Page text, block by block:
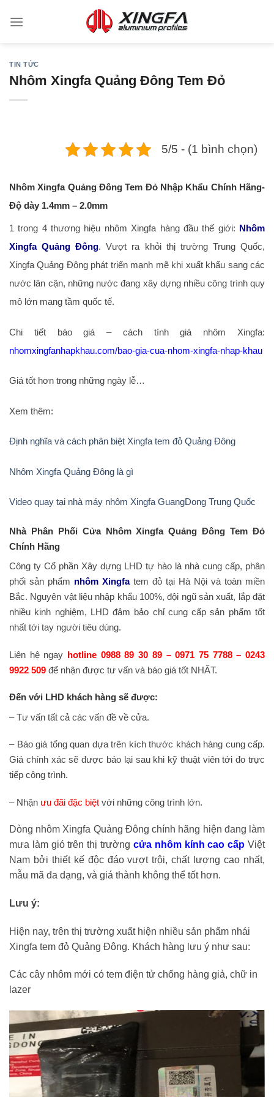
TIN TỨC
Nhôm Xingfa Quảng Đông Tem Đỏ
5/5 - (1 bình chọn)
Nhôm Xingfa Quảng Đông Tem Đỏ Nhập Khẩu Chính Hãng-
Độ dày 1.4mm – 2.0mm
1 trong 4 thương hiệu nhôm Xingfa hàng đầu thế giới: Nhôm
Xingfa Quảng Đông. Vượt ra khỏi thị trường Trung Quốc,
Xingfa Quảng Đông phát triển mạnh mẽ khi xuất khẩu sang các
nước lân cận, những nước đang xây dựng nhiều công trình quy
mô lớn mang tầm quốc tế.
Chi tiết báo giá – cách tính giá nhôm Xingfa:
nhomxingfanhapkhau.com/bao-gia-cua-nhom-xingfa-nhap-khau
Giá tốt hơn trong những ngày lễ…
Xem thêm:
Định nghĩa và cách phân biệt Xingfa tem đỏ Quảng Đông
Nhôm Xingfa Quảng Đông là gì
Video quay tại nhà máy nhôm Xingfa GuangDong Trung Quốc
Nhà Phân Phối Cửa Nhôm Xingfa Quảng Đông Tem Đỏ
Chính Hãng
Công ty Cổ phần Xây dựng LHD tự hào là nhà cung cấp, phân
phối sản phẩm nhôm Xingfatem đỏ tại Hà Nội và toàn miền
Bắc. Nguyên vật liệu nhập khẩu 100%, đội ngũ sản xuất, lắp đặt
nhiều kinh nghiệm, LHD đảm bảo chỉ cung cấp sản phẩm tốt
nhất tới tay người tiêu dùng.
Liên hệ ngay hotline 0988 89 30 89 – 0971 75 7788 – 0243
9922 509 để nhận được tư vấn và báo giá tốt NHẤT.
Đến với LHD khách hàng sẽ được:
– Tư vấn tất cả các vấn đề về cửa.
– Báo giá tổng quan dựa trên kích thước khách hàng cung cấp.
Giá chính xác sẽ được báo lại sau khi kỹ thuật viên tới đo trực
tiếp công trình.
– Nhận ưu đãi đặc biệt với những công trình lớn.
Dòng nhôm Xingfa Quảng Đông chính hãng hiện đang làm
mưa làm gió trên thị trường cửa nhôm kính cao cấp Việt
Nam bởi thiết kế độc đáo vượt trội, chất lượng cao nhất,
mẫu mã đa dạng, và giá thành không thể tốt hơn.
Lưu ý:
Hiện nay, trên thị trường xuất hiện nhiều sản phẩm nhái
Xingfa tem đỏ Quảng Đông. Khách hàng lưu ý như sau:
Các cây nhôm mới có tem điện tử chống hàng giả, chữ in
lazer